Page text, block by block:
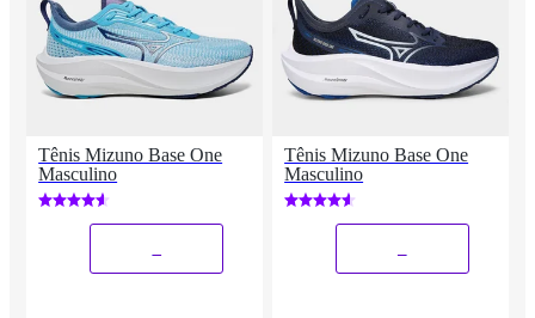
Tênis Mizuno Base One
Masculino
Tênis Mizuno Base One
Masculino